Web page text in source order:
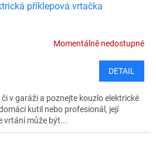
příklepová vrtačka
Momentálně nedostupné
DETAIL
v garáži a poznejte kouzlo elektrické
kutil nebo profesionál, její
vrtání může být...